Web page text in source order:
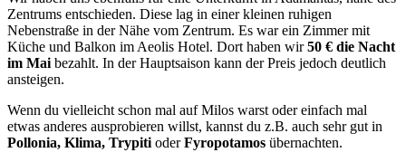
Zentrums entschieden. Diese lag in einer kleinen ruhigen
Nebenstraße in der Nähe vom Zentrum. Es war ein Zimmer mit
Küche und Balkon im Aeolis Hotel. Dort haben wir50 € die Nacht
im Mai bezahlt. In der Hauptsaison kann der Preis jedoch deutlich
ansteigen.
Wenn du vielleicht schon mal auf Milos warst oder einfach mal
etwas anderes ausprobieren willst, kannst du z.B. auch sehr gut in
Pollonia, Klima, Trypiti oderFyropotamos übernachten.